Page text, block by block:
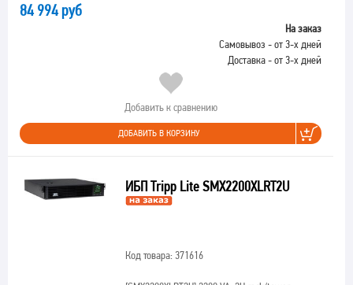
84 994 руб
На заказ
Самовывоз - от 3-х дней
Доставка - от 3-х дней
Добавить к сравнению
ДОБАВИТЬ В КОРЗИНУ
ИБП Tripp Lite SMX2200XLRT2U
Код товара: 371616